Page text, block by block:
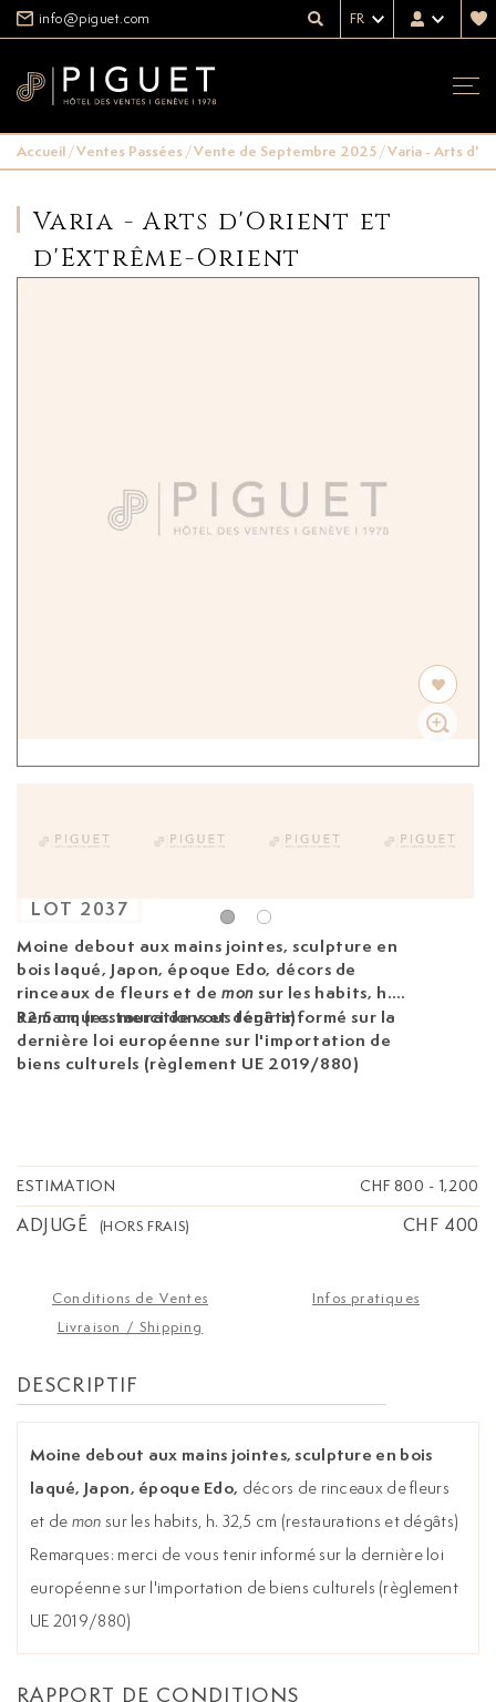
info@piguet.com FR
Accueil/Ventes Passées/Vente de Septembre 2025/Varia - Arts
Varia - Arts d'Orient et
d'Extrême-Orient
Moine debout aux mains jointes, sculpture en
bois laqué, Japon, époque Edo,
rinceaux de fleurs et de mon sur les habits, h.
32,5 cm (restaurations et dégâts)
Remarques: merci de vous tenir informé sur la
dernière loi européenne sur l'importation de
biens culturels (règlement UE 2019/880)
LOT 2037
ESTIMATION CHF 800 - 1,200
ADJUGÉ (HORS FRAIS) CHF 400
Conditions de Ventes
Infos pratiques
Livraison / Shipping
DESCRIPTIF
Moine debout aux mains jointes, sculpture en bois
laqué, Japon, époque Edo, décors de rinceaux de fleurs
et de mon sur les habits, h. 32,5 cm (restaurations et dégâts)
Remarques: merci de vous tenir informé sur la dernière loi
européenne sur l'importation de biens culturels (règlement
UE 2019/880)
RAPPORT DE CONDITIONS